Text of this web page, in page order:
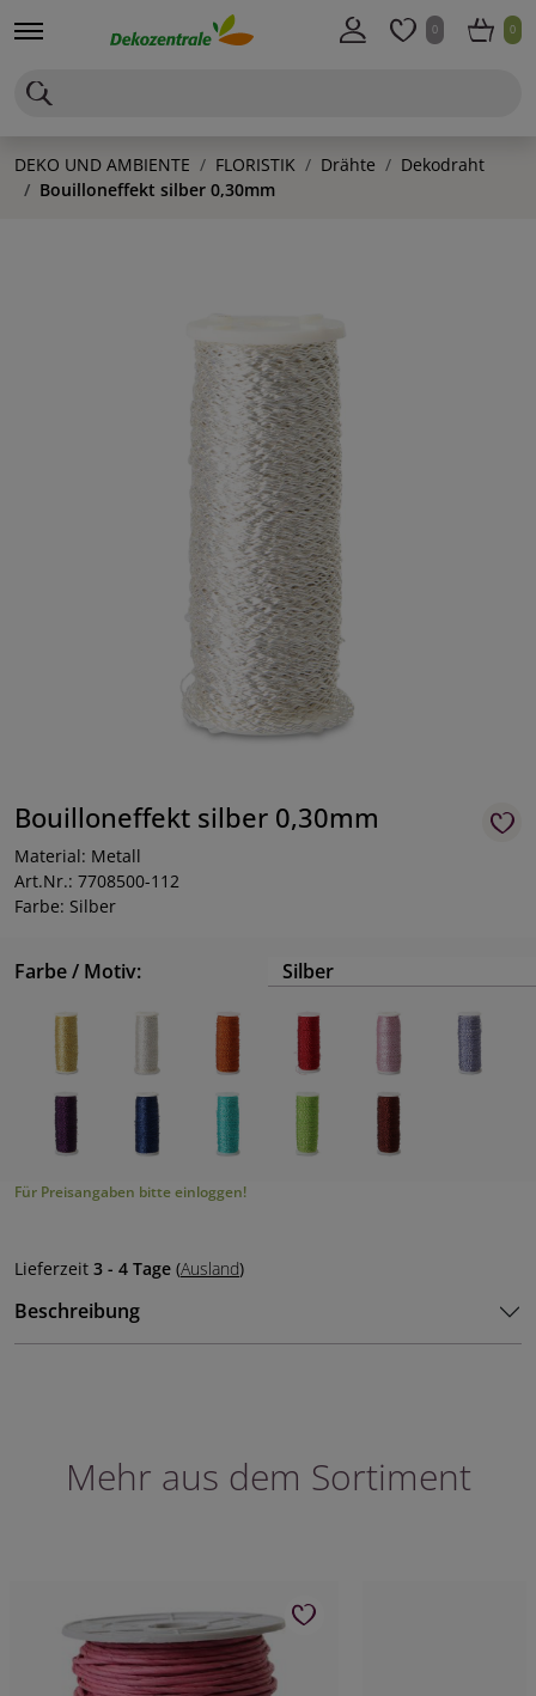
0 0
DEKO UND AMBIENTE FLORISTIK Drähte
Dekodraht
Bouilloneffekt silber 0,30mm
Bouilloneffekt silber 0,30mm
Material: Metall
Art.Nr.: 7708500-112
Farbe: Silber
Farbe / Motiv: Silber
Für Preisangaben bitte einloggen!
Lieferzeit 3 - 4 Tage (Ausland)
Beschreibung
Mehr aus dem Sortiment